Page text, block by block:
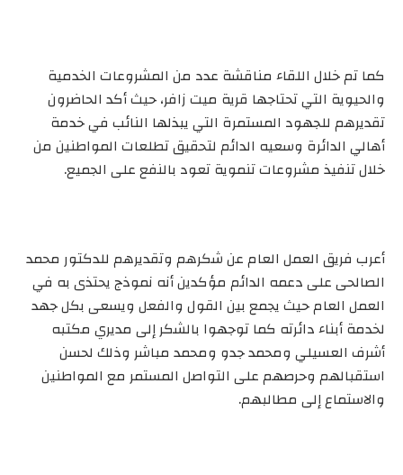
كما تم خلال اللقاء مناقشة عدد من المشروعات الخدمية
والحيوية التي تحتاجها قرية ميت زافر، حيث أكد الحاضرون
تقديرهم للجهود المستمرة التي يبذلها النائب في خدمة
أهالي الدائرة وسعيه الدائم لتحقيق تطلعات المواطنين من
خلال تنفيذ مشروعات تنموية تعود بالنفع على الجميع.
أعرب فريق العمل العام عن شكرهم وتقديرهم للدكتور محمد
الصالحى على دعمه الدائم مؤكدين أنه نموذج يحتذى به في
العمل العام حيث يجمع بين القول والفعل ويسعى بكل جهد
لخدمة أبناء دائرته كما توجهوا بالشكر إلى مديري مكتبه
أشرف العسيلي ومحمد جدو ومحمد مباشر وذلك لحسن
استقبالهم وحرصهم على التواصل المستمر مع المواطنين
والاستماع إلى مطالبهم.